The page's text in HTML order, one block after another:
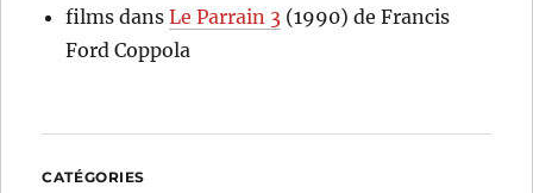
films dansLe Parrain 3 (1990) de Francis
Ford Coppola
CATÉGORIES